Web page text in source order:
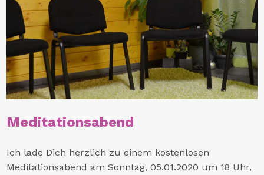
Meditationsabend
Ich lade Dich herzlich zu einem kostenlosen
Meditationsabend am Sonntag, 05.01.2020 um 18 Uhr,